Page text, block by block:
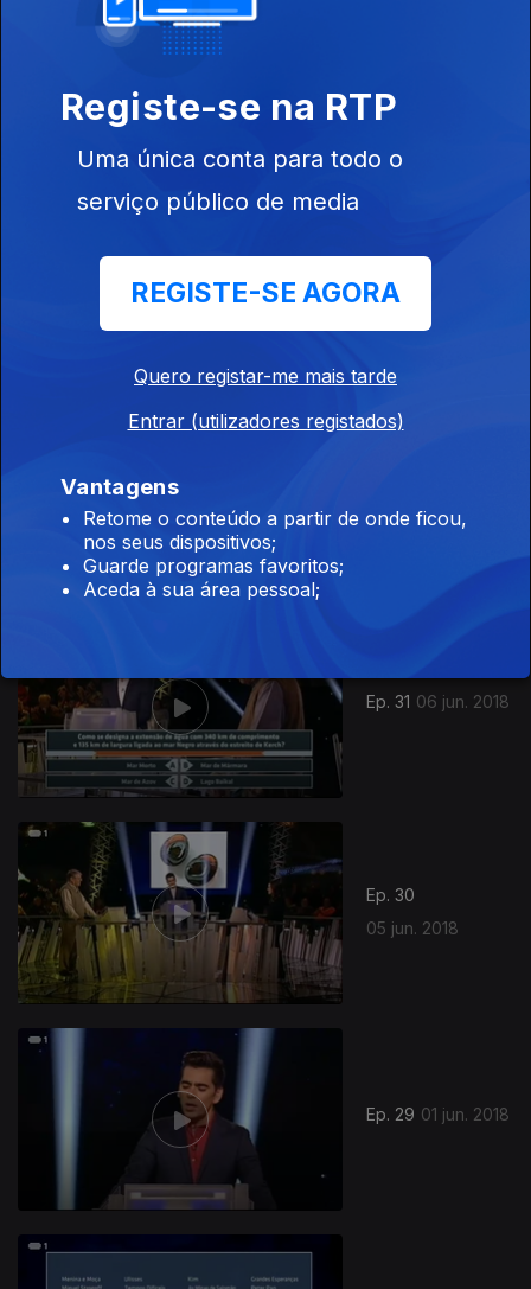
Ep. 33
08 jun. 2018
Ep. 31 06 jun. 2018
Ep. 30
05 jun. 2018
Ep. 29 01 jun. 2018
Registe-se na RTP
Uma única conta para todo o
serviço público de media
REGISTE-SE AGORA
Quero registar-me mais tarde
Entrar (utilizadores registados)
Vantagens
Retome o conteúdo a partir de onde ficou,
nos seus dispositivos;
Guarde programas favoritos;
Aceda à sua área pessoal;